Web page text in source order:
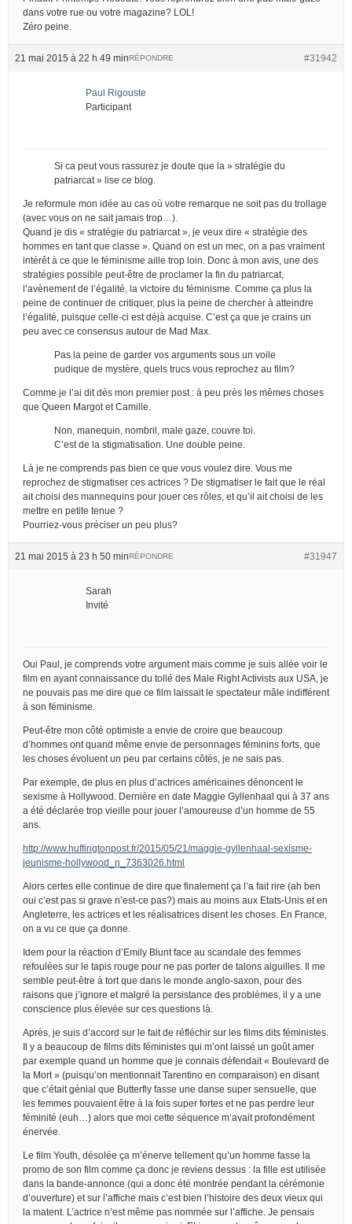
dans votre rue ou votre magazine? LOL!
Zéro peine.
21 mai 2015 à 22 h 49 min #31942
RÉPONDRE
Paul Rigouste
Participant
Si ca peut vous rassurez je doute que la » stratégie du
patriarcat » lise ce blog.
Je reformule mon idée au cas où votre remarque ne soit pas du trollage
(avec vous on ne sait jamais trop…).
Quand je dis « stratégie du patriarcat », je veux dire « stratégie des
hommes en tant que classe ». Quand on est un mec, on a pas vraiment
intérêt à ce que le féminisme aille trop loin. Donc à mon avis, une des
stratégies possible peut-être de proclamer la fin du patriarcat,
l’avènement de l’égalité, la victoire du féminisme. Comme ça plus la
peine de continuer de critiquer, plus la peine de chercher à atteindre
l’égalité, puisque celle-ci est déjà acquise. C’est ça que je crains un
peu avec ce consensus autour de Mad Max.
Pas la peine de garder vos arguments sous un voile
pudique de mystère, quels trucs vous reprochez au film?
Comme je l’ai dit dès mon premier post : à peu près les mêmes choses
que Queen Margot et Camille.
Non, manequin, nombril, male gaze, couvre toi.
C’est de la stigmatisation. Une double peine.
Là je ne comprends pas bien ce que vous voulez dire. Vous me
reprochez de stigmatiser ces actrices ? De stigmatiser le fait que le réal
ait choisi des mannequins pour jouer ces rôles, et qu’il ait choisi de les
mettre en petite tenue ?
Pourriez-vous préciser un peu plus?
21 mai 2015 à 23 h 50 min #31947
RÉPONDRE
Sarah
Invité
Oui Paul, je comprends votre argument mais comme je suis allée voir le
film en ayant connaissance du tollé des Male Right Activists aux USA, je
ne pouvais pas me dire que ce film laissait le spectateur mâle indifférent
à son féminisme.
Peut-être mon côté optimiste a envie de croire que beaucoup
d’hommes ont quand même envie de personnages féminins forts, que
les choses évoluent un peu par certains côtés, je ne sais pas.
Par exemple, de plus en plus d’actrices américaines dénoncent le
sexisme à Hollywood. Dernière en date Maggie Gyllenhaal qui à 37 ans
a été déclarée trop vieille pour jouer l’amoureuse d’un homme de 55
ans.
http://www.huffingtonpost.fr/2015/05/21/maggie-gyllenhaal-sexisme-
jeunisme-hollywood_n_7363026.html
Alors certes elle continue de dire que finalement ça l’a fait rire (ah ben
oui c’est pas si grave n’est-ce pas?) mais au moins aux Etats-Unis et en
Angleterre, les actrices et les réalisatrices disent les choses. En France,
on a vu ce que ça donne.
Idem pour la réaction d’Emily Blunt face au scandale des femmes
refoulées sur le tapis rouge pour ne pas porter de talons aiguilles. Il me
semble peut-être à tort que dans le monde anglo-saxon, pour des
raisons que j’ignore et malgré la persistance des problèmes, il y a une
conscience plus élevée sur ces questions là.
Après, je suis d’accord sur le fait de réfléchir sur les films dits féministes.
Il y a beaucoup de films dits féministes qui m’ont laissé un goût amer
par exemple quand un homme que je connais défendait « Boulevard de
la Mort » (puisqu’on mentionnait Tarentino en comparaison) en disant
que c’était génial que Butterfly fasse une danse super sensuelle, que
les femmes pouvaient être à la fois super fortes et ne pas perdre leur
féminité (euh…) alors que moi cette séquence m’avait profondément
énervée.
Le film Youth, désolée ça m’énerve tellement qu’un homme fasse la
promo de son film comme ça donc je reviens dessus : la fille est utilisée
dans la bande-annonce (qui a donc été montrée pendant la cérémonie
d’ouverture) et sur l’affiche mais c’est bien l’histoire des deux vieux qui
la matent. L’actrice n’est même pas nommée sur l’affiche. Je pensais